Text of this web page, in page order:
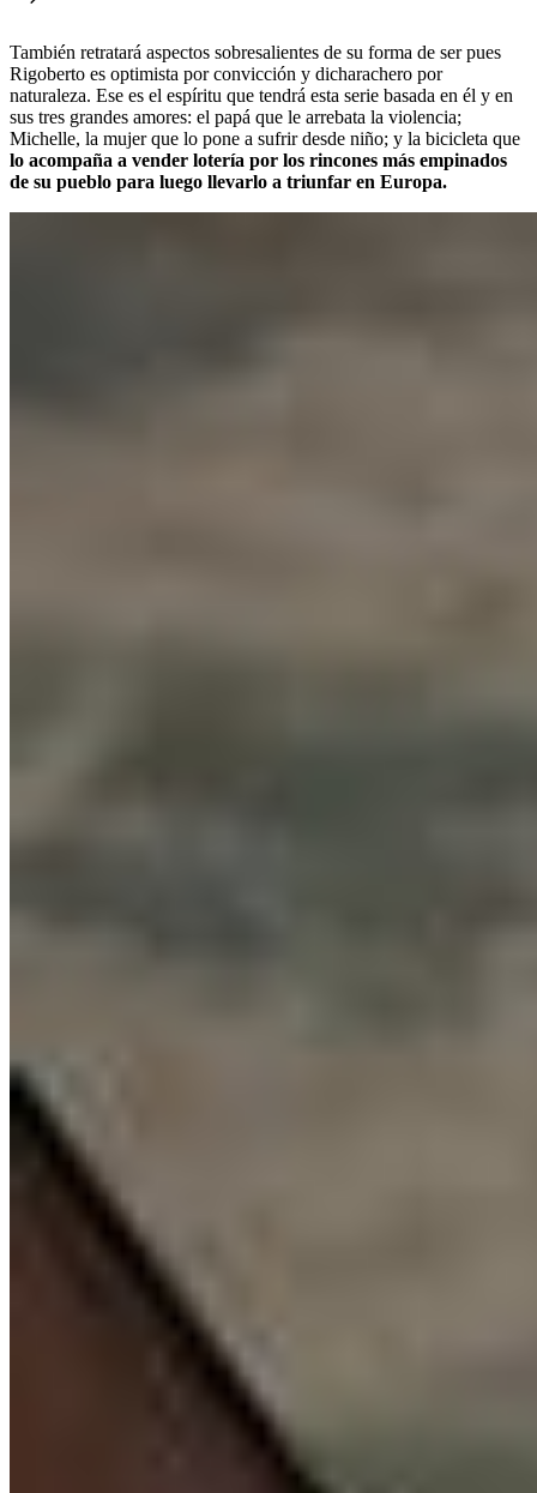
También retratará aspectos sobresalientes de su forma de ser pues
Rigoberto es optimista por convicción y dicharachero por
naturaleza. Ese es el espíritu que tendrá esta serie basada en él y en
sus tres grandes amores: el papá que le arrebata la violencia;
Michelle, la mujer que lo pone a sufrir desde niño; y la bicicleta que
lo acompaña a vender lotería por los rincones más empinados
de su pueblo para luego llevarlo a triunfar en Europa.